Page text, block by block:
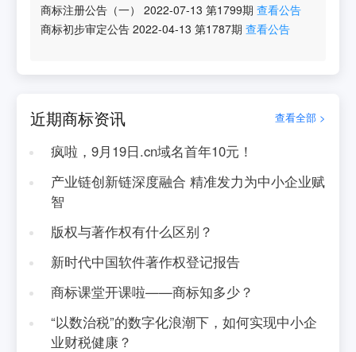
商标注册公告（一）
2022-07-13 第1799期 查看公告
商标初步审定公告 2022-04-13 第1787期 查看公告
近期商标资讯 查看全部 >
疯啦，9月19日.cn域名首年10元！
产业链创新链深度融合 精准发力为中小企业赋
智
版权与著作权有什么区别？
新时代中国软件著作权登记报告
商标课堂开课啦——商标知多少？
“以数治税”的数字化浪潮下，如何实现中小企
业财税健康？